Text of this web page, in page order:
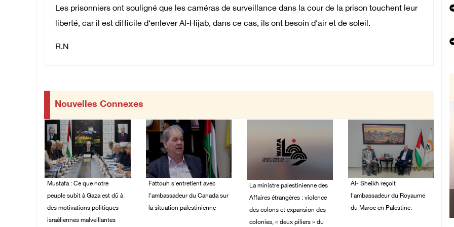
Les prisonniers ont souligné que les caméras de surveillance dans la cour de la prison touchent leur
liberté, car il est difficile d‘enlever Al-Hijab, dans ce cas, ils ont besoin d‘air et de soleil.
R.N
Nouvelles Connexes
Mustafa : Ce que notre
peuple subit à Gaza est dû à
des motivations politiques
israéliennes malveillantes
Fattouh s'entretient avec
l'ambassadeur du Canada sur
la situation palestinienne
La ministre palestinienne des
Affaires étrangères : violence
des colons et expansion des
colonies, « deux piliers » du
Al- Sheikh reçoit
l'ambassadeur du Royaume
du Maroc en Palestine.